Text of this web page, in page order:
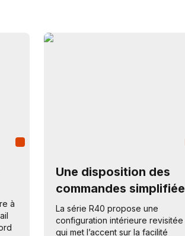
à
Une disposition des
commandes simplifiée
La série R40 propose une
configuration intérieure revisitée
qui met l’accent sur la facilité